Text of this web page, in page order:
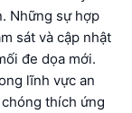
Những sự hợp
sát và cập nhật
đe dọa mới.
lĩnh vực an
thích ứng